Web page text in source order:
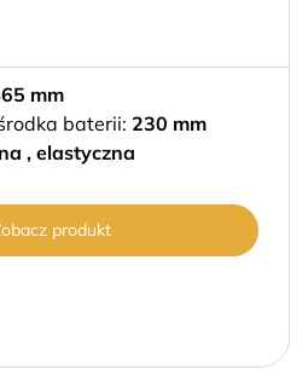
mm
baterii: 230 mm
, elastyczna
produkt